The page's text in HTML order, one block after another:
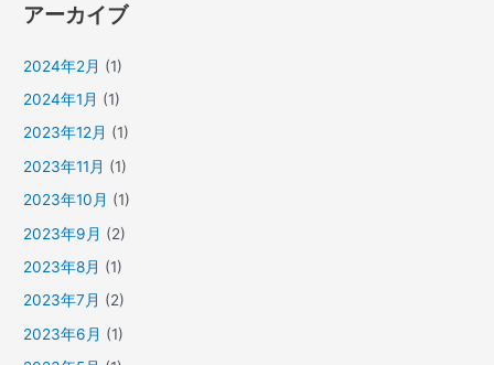
アーカイブ
2024年2月 (1)
2024年1月 (1)
2023年12月 (1)
2023年11月 (1)
2023年10月 (1)
2023年9月 (2)
2023年8月 (1)
2023年7月 (2)
2023年6月 (1)